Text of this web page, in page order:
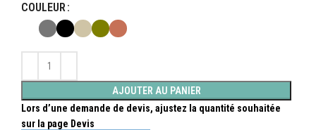
COULEUR
AJOUTER AU PANIER